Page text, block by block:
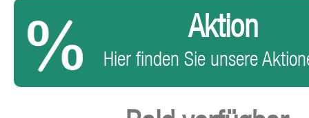
Aktion
Hier finden Sie unsere